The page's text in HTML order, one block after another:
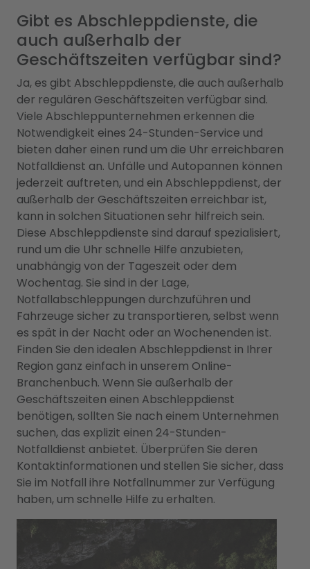
Gibt es Abschleppdienste, die
auch außerhalb der
Geschäftszeiten verfügbar sind?
Ja, es gibt Abschleppdienste, die auch außerhalb
der regulären Geschäftszeiten verfügbar sind.
Viele Abschleppunternehmen erkennen die
Notwendigkeit eines 24-Stunden-Service und
bieten daher einen rund um die Uhr erreichbaren
Notfalldienst an. Unfälle und Autopannen können
jederzeit auftreten, und ein Abschleppdienst, der
außerhalb der Geschäftszeiten erreichbar ist,
kann in solchen Situationen sehr hilfreich sein.
Diese Abschleppdienste sind darauf spezialisiert,
rund um die Uhr schnelle Hilfe anzubieten,
unabhängig von der Tageszeit oder dem
Wochentag. Sie sind in der Lage,
Notfallabschleppungen durchzuführen und
Fahrzeuge sicher zu transportieren, selbst wenn
es spät in der Nacht oder an Wochenenden ist.
Finden Sie den idealen Abschleppdienst in Ihrer
Region ganz einfach in unserem Online-
Branchenbuch. Wenn Sie außerhalb der
Geschäftszeiten einen Abschleppdienst
benötigen, sollten Sie nach einem Unternehmen
suchen, das explizit einen 24-Stunden-
Notfalldienst anbietet. Überprüfen Sie deren
Kontaktinformationen und stellen Sie sicher, dass
Sie im Notfall ihre Notfallnummer zur Verfügung
haben, um schnelle Hilfe zu erhalten.